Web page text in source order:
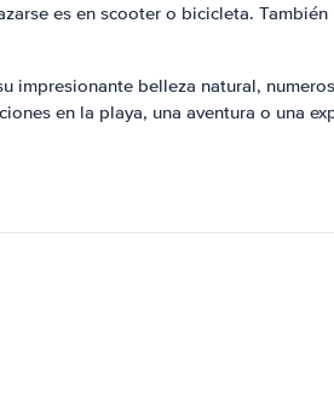
es en scooter o bicicleta.
impresionante belleza natural,
en la playa, una aventura o una